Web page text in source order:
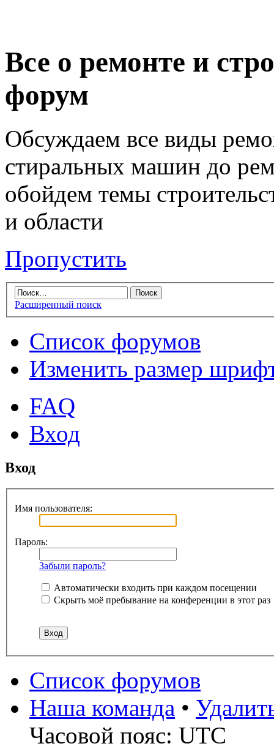
Все о ремонте и
форум
Обсуждаем все виды
стиральных машин до
обойдем темы
и области
Пропустить
Расширенный поиск
Список форумов
Изменить размер
FAQ
Вход
Вход
Имя пользователя:
Пароль:
Забыли пароль?
Автоматически входить при каждом посещении
Скрыть моё пребывание на конференции в этот раз
Список форумов
Наша команда •
Часовой пояс: UTC